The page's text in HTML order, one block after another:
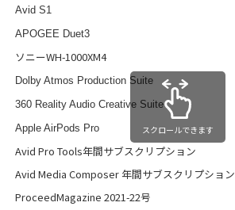
Avid S1
APOGEE Duet3
ソニーWH-1000XM4
Dolby Atmos Production Suite
360 Reality Audio Creative Suite
Apple AirPods Pro
Avid Pro Tools年間サブスクリプション
Avid Media Composer 年間サブスクリプション
ProceedMagazine 2021-22号
スクロールできます